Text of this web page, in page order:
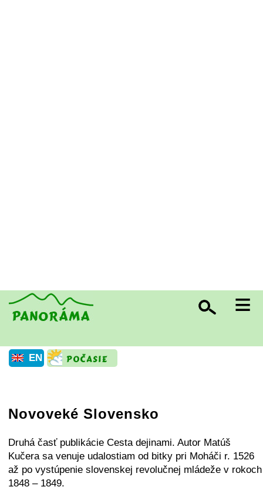
≡
EN
Novoveké Slovensko
Druhá časť publikácie Cesta dejinami. Autor Matúš
Kučera sa venuje udalostiam od bitky pri Moháči r. 1526
až po vystúpenie slovenskej revolučnej mládeže v rokoch
1848 – 1849.